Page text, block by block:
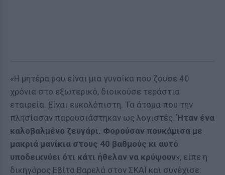
«Η μητέρα μου είναι μια γυναίκα που ζούσε 40
χρόνια στο εξωτερικό, διοικούσε τεράστια
εταιρεία. Είναι ευκολόπιστη. Τα άτομα που την
πλησίασαν παρουσιάστηκαν ως λογιστές.Ήταν ένα
καλοβαλμένο ζευγάρι. Φορούσαν πουκάμισα με
μακριά μανίκια στους 40 βαθμούς κι αυτό
υποδεικνύει ότι κάτι ήθελαν να κρύψουν», είπε η
δικηγόρος Εβίτα Βαρελά στον ΣΚΑΪ και συνέχισε: